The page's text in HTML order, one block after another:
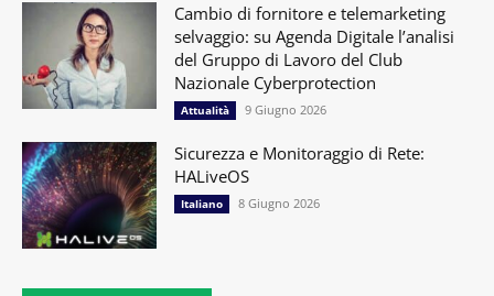
Cambio di fornitore e telemarketing
selvaggio: su Agenda Digitale l’analisi
del Gruppo di Lavoro del Club
Nazionale Cyberprotection
Attualità 9 Giugno 2026
Sicurezza e Monitoraggio di Rete:
HALiveOS
Italiano 8 Giugno 2026